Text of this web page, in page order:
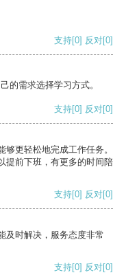
支持[0] 反对[0]
的需求选择学习方式。
支持[0] 反对[0]
更轻松地完成工作任务。
提前下班，有更多的时间陪
支持[0] 反对[0]
及时解决，服务态度非常
支持[0] 反对[0]